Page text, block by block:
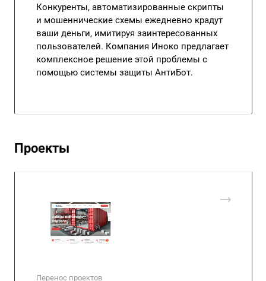
Конкуренты, автоматизированные скрипты
и мошеннические схемы ежедневно крадут
ваши деньги, имитируя заинтересованных
пользователей. Компания Иноко предлагает
комплексное решение этой проблемы с
помощью системы защиты АнтиБот.
Проекты
Перенос проектов